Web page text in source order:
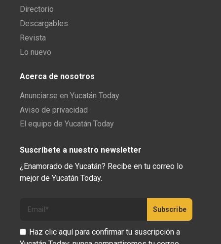
Directorio
Descargables
Revista
Lo nuevo
Acerca de nosotros
Anunciarse en Yucatán Today
Aviso de privacidad
El equipo de Yucatán Today
Suscríbete a nuestro newsletter
¿Enamorado de Yucatán? Recibe en tu correo lo
mejor de Yucatán Today.
Haz clic aquí para confirmar tu suscripción a